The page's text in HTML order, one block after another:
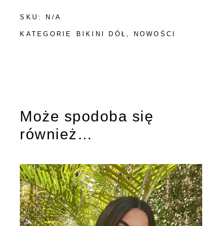
SKU: N/A
KATEGORIE BIKINI DÓŁ NOWOŚCI
Może spodoba się
również…